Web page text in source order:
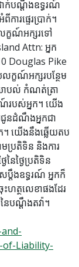
ាក់បណ្តឹងឧទ្ធរណ៍
ារផ្ទេរប្រាក់។
ក្ខណ៍អក្សរទៅ
Attn: អ្នក
Douglas Pike
ខណ៍អក្សរបន្ថែម
ោបល់ កំណត់ត្រា
ណ៍របស់អ្នក។ យើង​
ន​ដំណឹង​អ្នក​ជា​
។ យើងនឹងឆ្លើយតប
មប្រតិទិន និងការ
ៃនៃថ្ងៃប្រតិទិន
តឹងឧទ្ធរណ៍ អ្នកក៏
ត្ថលេខាផងដែរ
បណ្តឹងតវ៉ា។
of-Liability-